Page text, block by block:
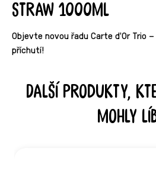
Straw 1000ml
Objevte novou řadu Carte d'Or Trio
příchutí!
Další produkty,
mohly